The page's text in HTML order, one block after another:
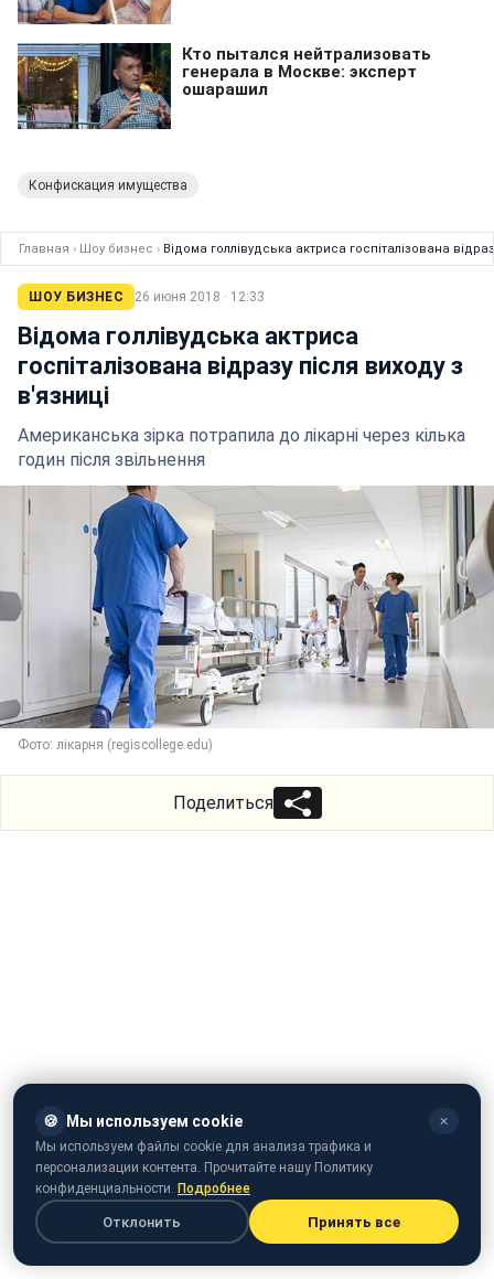
Конфискация имущества
Главная › Шоу бизнес › Відома голлівудська актриса госпіталізована
ШОУ БИЗНЕС 26 июня 2018 · 12:33
Відома голлівудська актриса
госпіталізована відразу після виходу з
в'язниці
Американська зірка потрапила до лікарні через кілька
годин після звільнення
Фото: лікарня (regiscollege.edu)
Поделиться
🍪 Мы используем cookie ✕
Мы используем файлы cookie для анализа трафика и
персонализации контента. Прочитайте нашу Политику
конфиденциальности. Подробнее
Отклонить Принять все